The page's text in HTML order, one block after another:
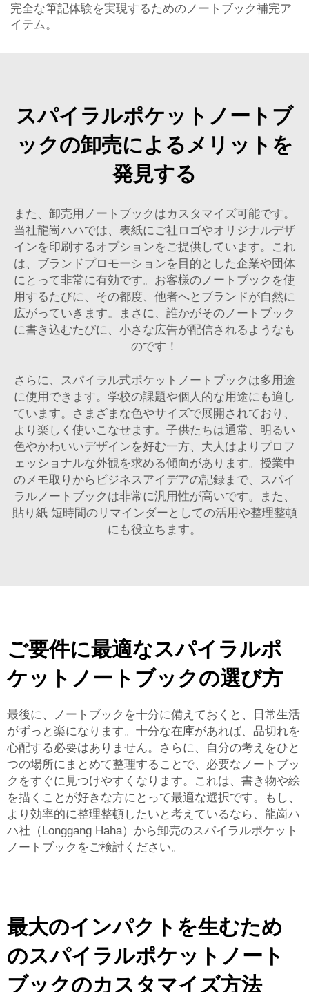
完全な筆記体験を実現するためのノートブック補完ア
イテム。
スパイラルポケットノートブ
ックの卸売によるメリットを
発見する
また、卸売用ノートブックはカスタマイズ可能です。
当社龍崗ハハでは、表紙にご社ロゴやオリジナルデザ
インを印刷するオプションをご提供しています。これ
は、ブランドプロモーションを目的とした企業や団体
にとって非常に有効です。お客様のノートブックを使
用するたびに、その都度、他者へとブランドが自然に
広がっていきます。まさに、誰かがそのノートブック
に書き込むたびに、小さな広告が配信されるようなも
のです！
さらに、スパイラル式ポケットノートブックは多用途
に使用できます。学校の課題や個人的な用途にも適し
ています。さまざまな色やサイズで展開されており、
より楽しく使いこなせます。子供たちは通常、明るい
色やかわいいデザインを好む一方、大人はよりプロフ
ェッショナルな外観を求める傾向があります。授業中
のメモ取りからビジネスアイデアの記録まで、スパイ
ラルノートブックは非常に汎用性が高いです。また、
貼り紙 短時間のリマインダーとしての活用や整理整頓
にも役立ちます。
ご要件に最適なスパイラルポ
ケットノートブックの選び方
最後に、ノートブックを十分に備えておくと、日常生活
がずっと楽になります。十分な在庫があれば、品切れを
心配する必要はありません。さらに、自分の考えをひと
つの場所にまとめて整理することで、必要なノートブッ
クをすぐに見つけやすくなります。これは、書き物や絵
を描くことが好きな方にとって最適な選択です。もし、
より効率的に整理整頓したいと考えているなら、龍崗ハ
ハ社（Longgang Haha）から卸売のスパイラルポケット
ノートブックをご検討ください。
最大のインパクトを生むため
のスパイラルポケットノート
ブックのカスタマイズ方法